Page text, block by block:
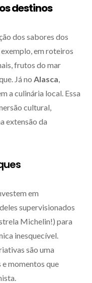
destinos
dos sabores dos
em roteiros
frutos do mar
Já no Alasca
a culinária local. Essa
cultural,
extensão da
em
supervisionados
Michelin!) para
inesquecível.
são uma
momentos que